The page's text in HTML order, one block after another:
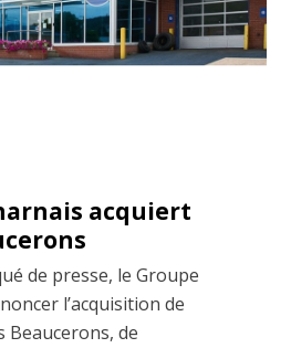
acquiert
de presse, le Groupe
l’acquisition de
Beaucerons, de